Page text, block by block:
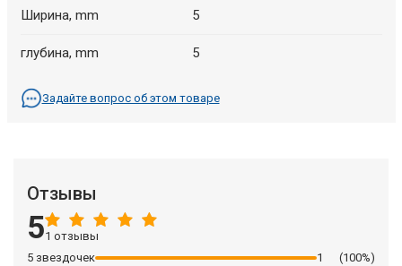
Ширина, mm 5
глубина, mm 5
Задайте вопрос об этом товаре
Отзывы
51 отзывы
5 звездочек
1
(100%)